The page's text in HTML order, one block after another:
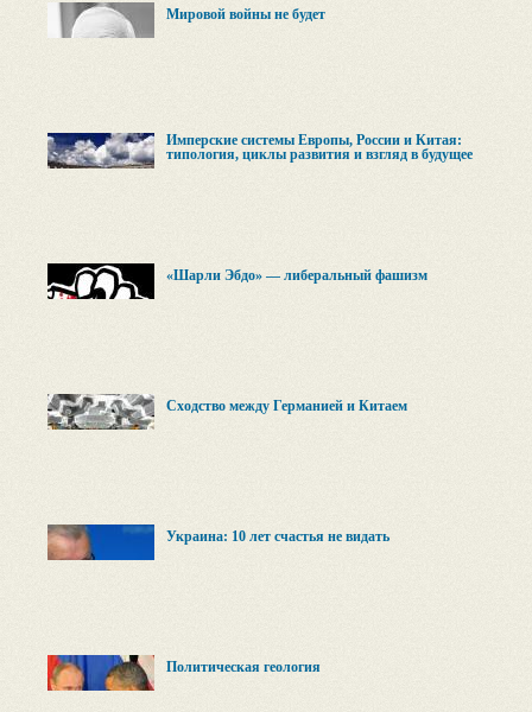
Мировой войны не будет
Имперские системы Европы, России и Китая:
типология, циклы развития и взгляд в будущее
«Шарли Эбдо» — либеральный фашизм
Сходство между Германией и Китаем
Украина: 10 лет счастья не видать
Политическая геология